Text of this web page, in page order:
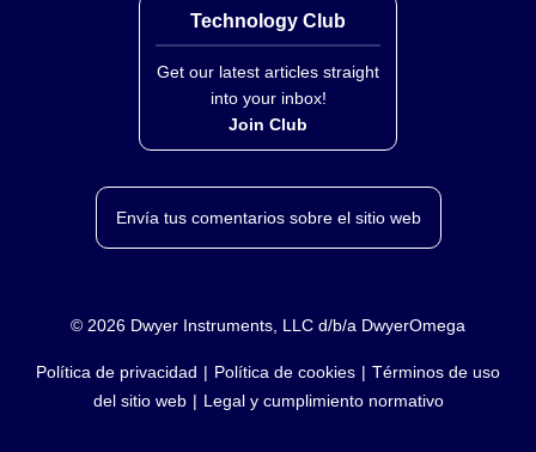
Technology Club
Get our latest articles straight
into your inbox!
Join Club
Envía tus comentarios sobre el sitio web
© 2026 Dwyer Instruments, LLC d/b/a DwyerOmega
Política de privacidad Política de cookies
Términos de uso
del sitio web
Legal y cumplimiento normativo